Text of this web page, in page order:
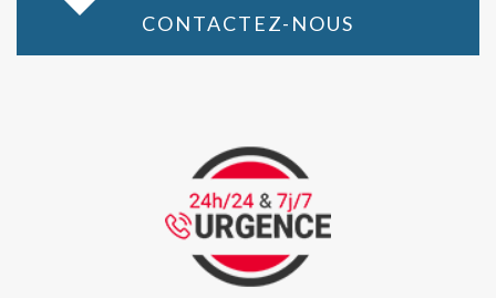
CONTACTEZ-NOUS